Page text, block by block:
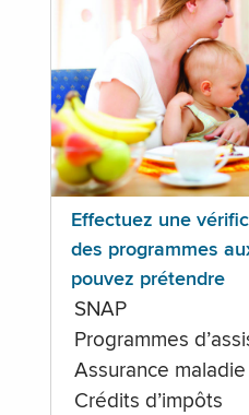
Effectuez une
des programmes
pouvez prétendre
SNAP
Programmes
Assurance maladie
Crédits d’impôts